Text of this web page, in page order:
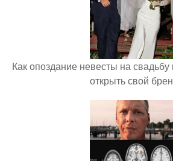
Как опоздание невесты на
открыть свой